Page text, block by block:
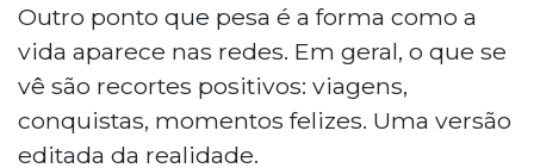
Outro ponto que pesa é a forma como a
vida aparece nas redes. Em geral, o que se
vê são recortes positivos: viagens,
conquistas, momentos felizes. Uma versão
editada da realidade.